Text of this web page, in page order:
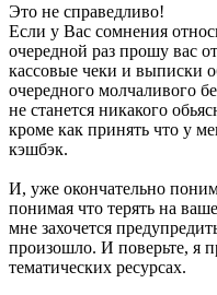
Это не справедливо!
Если у Вас сомнения
очередной раз прошу вас
кассовые чеки и выписки
очередного молчаливого
не станется никакого
кроме как принять что у
кэшбэк.
И, уже окончательно
понимая что терять на
мне захочется
произошло. И поверьте, я
тематических ресурсах.